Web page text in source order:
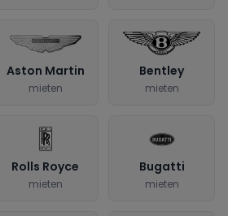
Aston Martin
mieten
Bentley
mieten
Rolls Royce
mieten
Bugatti
mieten